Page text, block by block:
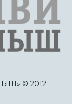
© 2012 -